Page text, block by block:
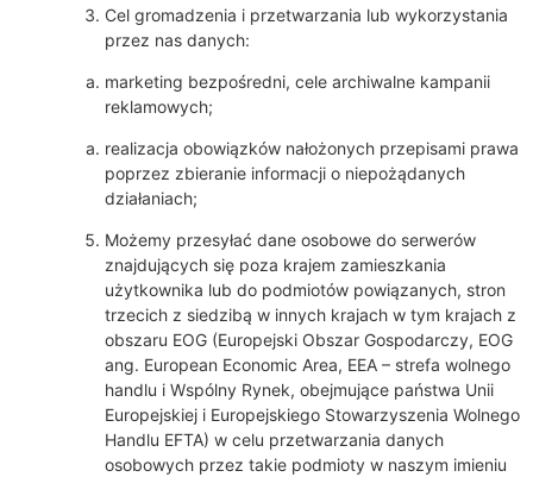
Cel gromadzenia i przetwarzania lub wykorzystania
przez nas danych:
marketing bezpośredni, cele archiwalne kampanii
reklamowych;
realizacja obowiązków nałożonych przepisami prawa
poprzez zbieranie informacji o niepożądanych
działaniach;
Możemy przesyłać dane osobowe do serwerów
znajdujących się poza krajem zamieszkania
użytkownika lub do podmiotów powiązanych, stron
trzecich z siedzibą w innych krajach w tym krajach z
obszaru EOG (Europejski Obszar Gospodarczy, EOG
ang. European Economic Area, EEA – strefa wolnego
handlu i Wspólny Rynek, obejmujące państwa Unii
Europejskiej i Europejskiego Stowarzyszenia Wolnego
Handlu EFTA) w celu przetwarzania danych
osobowych przez takie podmioty w naszym imieniu